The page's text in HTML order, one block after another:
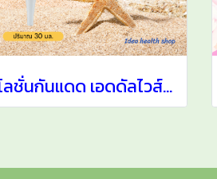
โลชั่นกันแดด เอดดัลไวส์ ไวท์เทนนิ่ง โพรเทคทีฟ เดย์ โลชั่น SPF50 PA+++